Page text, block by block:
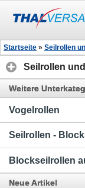
Startseite » Seilrollen
Seilrollen
Weitere
Vogelrollen
Seilrollen -
Blockseilrollen
Neue Artikel